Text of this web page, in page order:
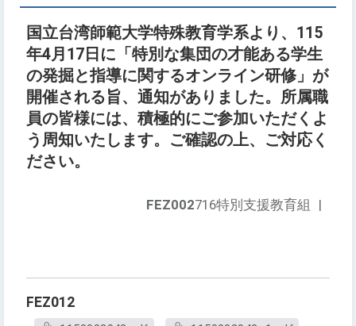
国立台湾師範大学特殊教育学系より、115
年4月17日に「特別な集団の才能ある学生
の発掘と指導に関するオンライン研修」が
開催される旨、通知がありました。所属職
員の皆様には、積極的にご参加いただくよ
う周知いたします。ご確認の上、ご対応く
ださい。
FEZ002716特別支援教育組 |
FEZ012